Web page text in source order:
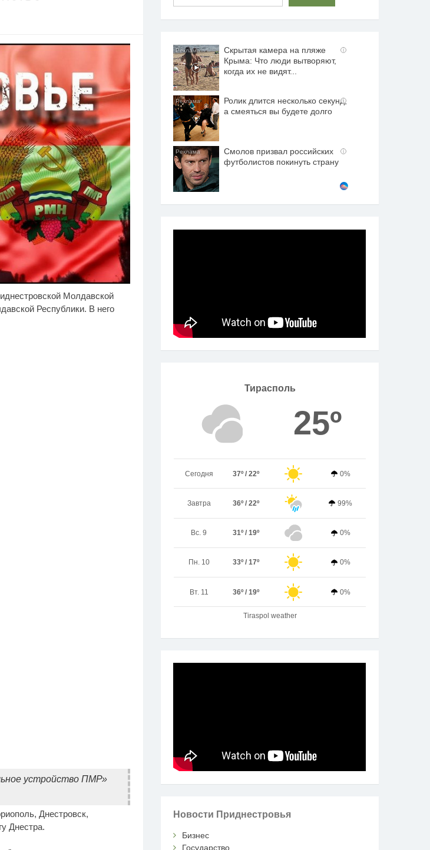
Молдавской
Республики. В него
устройство ПМР»
Днестровск,
Днестра.
i
Скрытая камера на пляже
Крыма: Что люди вытворяют,
когда их не видят...
i
Ролик длится несколько секунд,
а смеяться вы будете долго
i
Смолов призвал российских
футболистов покинуть страну
Тирасполь
25º
Сегодня 37º / 22º 0%
Завтра 36º / 22º 99%
Вс. 9 31º / 19º 0%
Пн. 10 33º / 17º 0%
Вт. 11 36º / 19º 0%
Tiraspol weather
Новости Приднестровья
Бизнес
Государство
Почему в школе
Загитовой стоимостью
больше миллиарда